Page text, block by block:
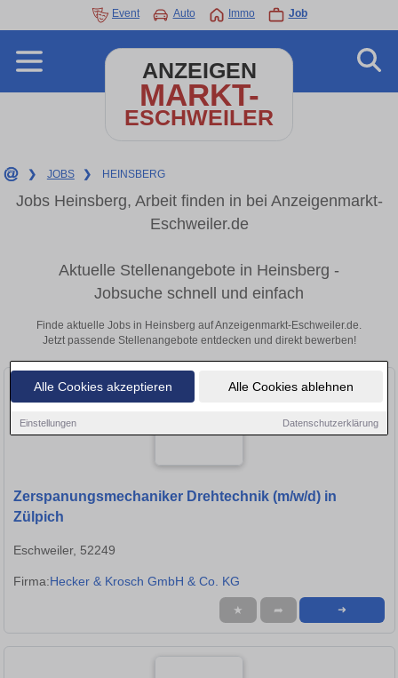
Alle Cookies akzeptieren Alle Cookies ablehnen
Einstellungen Datenschutzerklärung
Event Auto Immo Job
ANZEIGEN
MARKT-
ESCHWEILER
❯ JOBS ❯ HEINSBERG
Jobs Heinsberg, Arbeit finden in bei Anzeigenmarkt-
Eschweiler.de
Aktuelle Stellenangebote in Heinsberg -
Jobsuche schnell und einfach
Finde aktuelle Jobs in Heinsberg auf Anzeigenmarkt-Eschweiler.de.
Jetzt passende Stellenangebote entdecken und direkt bewerben!
Zerspanungsmechaniker Drehtechnik (m/w/d) in
Zülpich
Eschweiler, 52249
Firma:Hecker & Krosch GmbH & Co. KG
★ ➦ ➜